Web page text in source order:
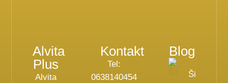
Alvita
Plus
Alvita
Kontakt
Tel:
0638140454
Blog
Širodara